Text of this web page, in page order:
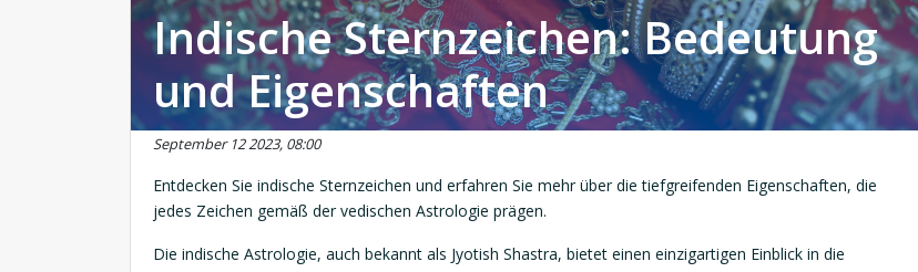
Indische Sternzeichen: Bedeutung
und Eigenschaften
September 12 2023, 08:00
Entdecken Sie indische Sternzeichen und erfahren Sie mehr über die tiefgreifenden Eigenschaften, die
jedes Zeichen gemäß der vedischen Astrologie prägen.
Die indische Astrologie, auch bekannt als Jyotish Shastra, bietet einen einzigartigen Einblick in die